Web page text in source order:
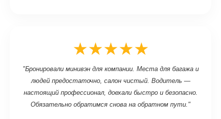
★★★★★
"Бронировали минивэн для компании. Места для багажа и
людей предостаточно, салон чистый. Водитель —
настоящий профессионал, доехали быстро и безопасно.
Обязательно обратимся снова на обратном пути."